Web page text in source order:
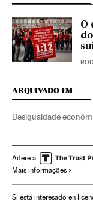
O
ARQUIVADO EM
Desigualdade
Organização partidos
Europa Ocidental
Eleições Europa
Adere a
Mais informações
Si está interesado en